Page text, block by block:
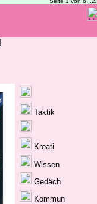
Taktik
Kreati
Wissen
Gedäch
Kommun